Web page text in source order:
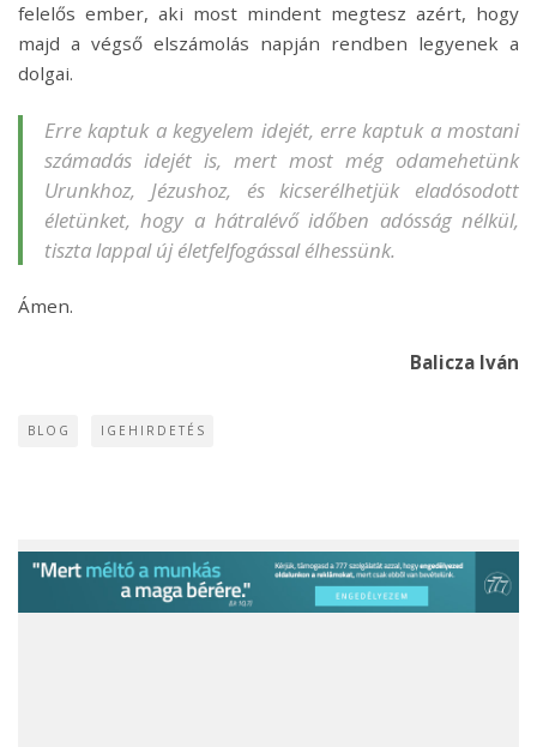
felelős ember, aki most mindent megtesz azért, hogy
majd a végső elszámolás napján rendben legyenek a
dolgai.
Erre kaptuk a kegyelem idejét, erre kaptuk a mostani
számadás idejét is, mert most még odamehetünk
Urunkhoz, Jézushoz, és kicserélhetjük eladósodott
életünket, hogy a hátralévő időben adósság nélkül,
tiszta lappal új életfelfogással élhessünk.
Ámen.
Balicza Iván
BLOG IGEHIRDETÉS